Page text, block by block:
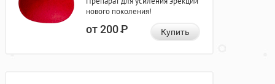
нового поколения!
от 200Р Купить